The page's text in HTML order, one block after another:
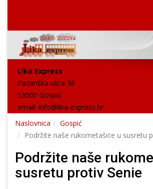
Lika Express
Pazariška ulica 36
53000 Gospić
email: info@lika-express.hr
Naslovnica
Gospić
Podržite naše rukometašice u susretu
Podržite naše
susretu protiv Senie